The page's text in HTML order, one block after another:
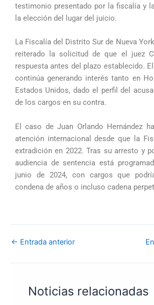
testimonio presentado por la fiscalía y
la elección del lugar del juicio.
La Fiscalía del Distrito Sur de Nueva
reiterado la solicitud de que el juez
respuesta antes del plazo establecido.
continúa generando interés tanto en
Estados Unidos, dado el perfil del
de los cargos en su contra.
El caso de Juan Orlando Hernández
atención internacional desde que la
extradición en 2022. Tras su arresto y
audiencia de sentencia está
junio de 2024, con cargos que
condena de años o incluso cadena
← Entrada anterior
Noticias relacionadas